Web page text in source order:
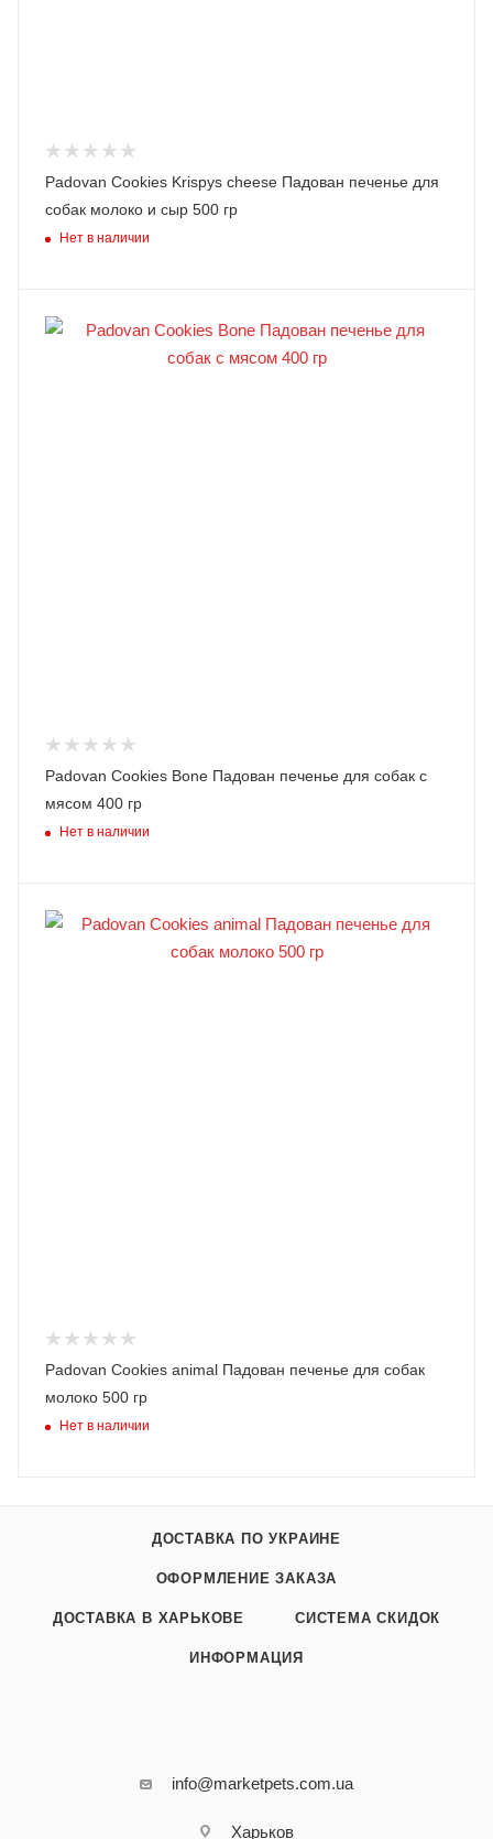
Padovan Cookies Krispys cheese Падован печенье для
собак молоко и сыр 500 гр
Нет в наличии
Padovan Cookies Bone Падован печенье для собак с
мясом 400 гр
Нет в наличии
Padovan Cookies animal Падован печенье для собак
молоко 500 гр
Нет в наличии
ДОСТАВКА ПО УКРАИНЕ
ОФОРМЛЕНИЕ ЗАКАЗА
ДОСТАВКА В ХАРЬКОВЕ СИСТЕМА СКИДОК
ИНФОРМАЦИЯ
info@marketpets.com.ua
Харьков